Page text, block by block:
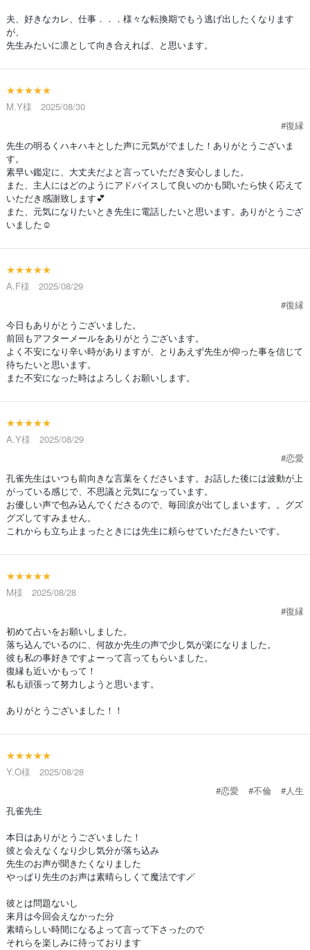
夫、好きなカレ、仕事．．．様々な転換期でもう逃げ出したくなります
が、
先生みたいに凛として向き合えれば、と思います。
★★★★★
M.Y様 2025/08/30
#復縁
先生の明るくハキハキとした声に元気がでました！ありがとうございま
す。
素早い鑑定に、大丈夫だよと言っていただき安心しました。
また、主人にはどのようにアドバイスして良いのかも聞いたら快く応えて
いただき感謝致します💕
また、元気になりたいとき先生に電話したいと思います。ありがとうござ
いました☺️
★★★★★
A.F様 2025/08/29
#復縁
今日もありがとうございました。
前回もアフターメールをありがとうございます。
よく不安になり辛い時がありますが、とりあえず先生が仰った事を信じて
待ちたいと思います。
また不安になった時はよろしくお願いします。
★★★★★
A.Y様 2025/08/29
#恋愛
孔雀先生はいつも前向きな言葉をくださいます。お話した後には波動が上
がっている感じで、不思議と元気になっています。
お優しい声で包み込んでくださるので、毎回涙が出てしまいます。。グズ
グズしてすみません。
これからも立ち止まったときには先生に頼らせていただきたいです。
★★★★★
M様 2025/08/28
#復縁
初めて占いをお願いしました。
落ち込んでいるのに、何故か先生の声で少し気が楽になりました。
彼も私の事好きですよーって言ってもらいました。
復縁も近いかもって！
私も頑張って努力しようと思います。
ありがとうございました！！
★★★★★
Y.O様 2025/08/28
#恋愛
#不倫
#人生
孔雀先生
本日はありがとうございました！
彼と会えなくなり少し気分が落ち込み
先生のお声が聞きたくなりました
やっぱり先生のお声は素晴らしくて魔法です🪄
彼とは問題ないし
来月は今回会えなかった分
素晴らしい時間になるよって言って下さったので
それらを楽しみに待っております